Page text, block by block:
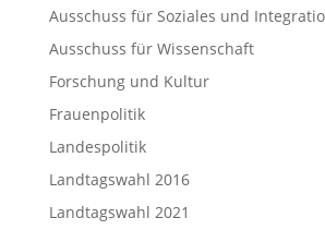
Ausschuss für Soziales und
Ausschuss für Wissenschaft
Forschung und Kultur
Frauenpolitik
Landespolitik
Landtagswahl 2016
Landtagswahl 2021